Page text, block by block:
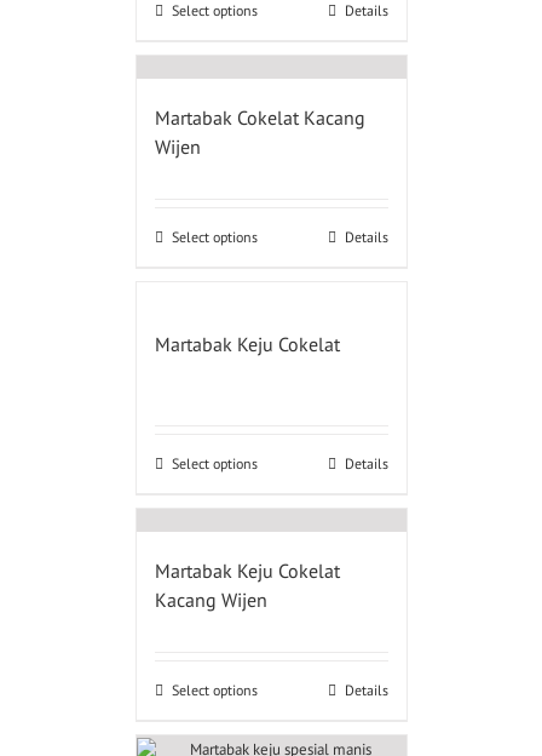
Select options Details
Martabak Cokelat Kacang
Wijen
Select options Details
Martabak Keju Cokelat
Select options Details
Martabak Keju Cokelat
Kacang Wijen
Select options Details